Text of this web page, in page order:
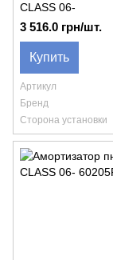
CLASS 06-
3 516.0 грн/шт.
Купить
Артикул
Бренд
Сторона установки